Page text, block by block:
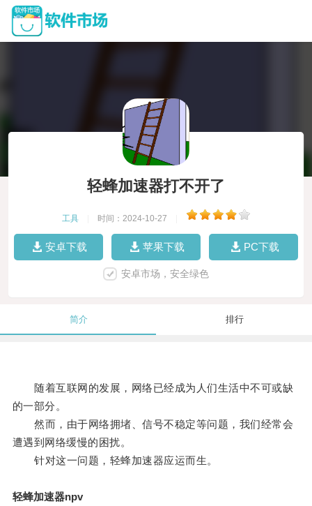
轻蜂加速器打不开了
工具 时间：2024-10-27
安卓下载 苹果下载 PC下载
安卓市场，安全绿色
简介 排行
随着互联网的发展，网络已经成为人们生活中不可或缺
的一部分。
然而，由于网络拥堵、信号不稳定等问题，我们经常会
遭遇到网络缓慢的困扰。
针对这一问题，轻蜂加速器应运而生。
轻蜂加速器npv